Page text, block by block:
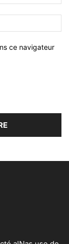
ce navigateur